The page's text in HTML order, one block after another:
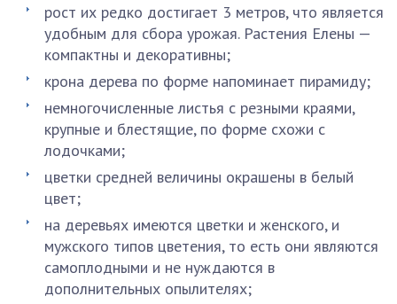
рост их редко достигает 3 метров, что является
удобным для сбора урожая. Растения Елены —
компактны и декоративны;
крона дерева по форме напоминает пирамиду;
немногочисленные листья с резными краями,
крупные и блестящие, по форме схожи с
лодочками;
цветки средней величины окрашены в белый
цвет;
на деревьях имеются цветки и женского, и
мужского типов цветения, то есть они являются
самоплодными и не нуждаются в
дополнительных опылителях;